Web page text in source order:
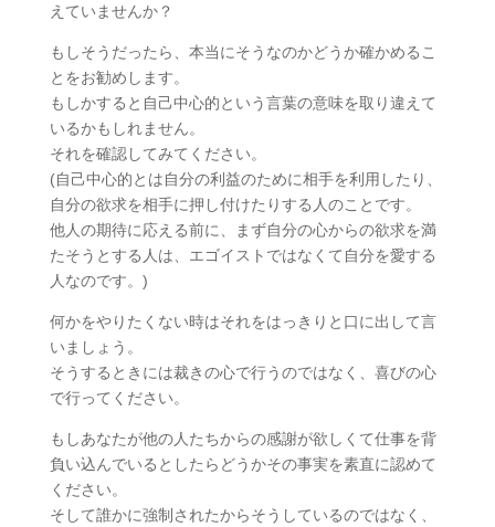
えていませんか？
もしそうだったら、本当にそうなのかどうか確かめるこ
とをお勧めします。
もしかすると自己中心的という言葉の意味を取り違えて
いるかもしれません。
それを確認してみてください。
(自己中心的とは自分の利益のために相手を利用したり、
自分の欲求を相手に押し付けたりする人のことです。
他人の期待に応える前に、まず自分の心からの欲求を満
たそうとする人は、エゴイストではなくて自分を愛する
人なのです。)
何かをやりたくない時はそれをはっきりと口に出して言
いましょう。
そうするときには裁きの心で行うのではなく、喜びの心
で行ってください。
もしあなたが他の人たちからの感謝が欲しくて仕事を背
負い込んでいるとしたらどうかその事実を素直に認めて
ください。
そして誰かに強制されたからそうしているのではなく、